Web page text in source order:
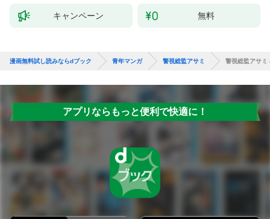
キャンペーン 無料
漫画無料試し読みならdブック 青年マンガ 警視総監アサミ 警視総監アサミ
アプリならもっと便利で快適に！